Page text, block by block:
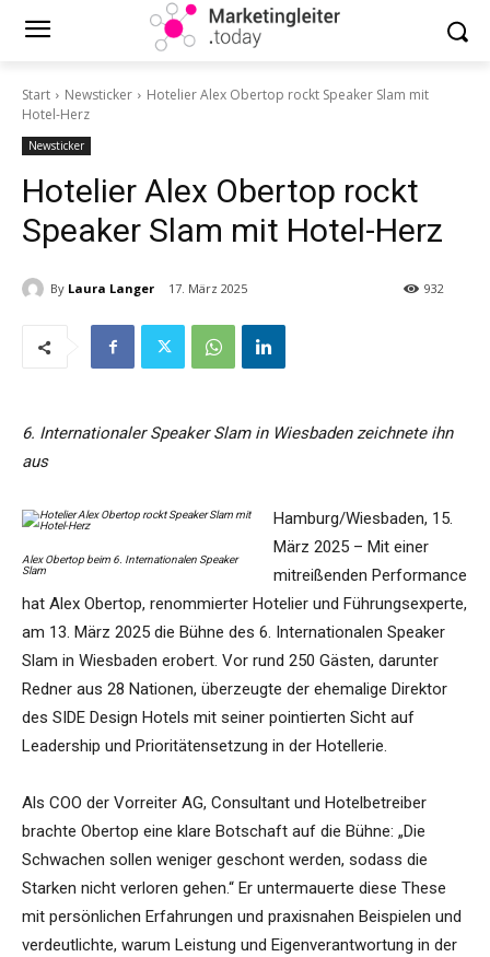
Start Newsticker
Hotelier Alex Obertop rockt Speaker Slam mit
Hotel-Herz
Newsticker
Hotelier Alex Obertop rockt
Speaker Slam mit Hotel-Herz
By Laura Langer 17. März 2025 932
6. Internationaler Speaker Slam in Wiesbaden zeichnete ihn
aus
Alex Obertop beim 6. Internationalen Speaker
Slam
Hamburg/Wiesbaden, 15.
März 2025 – Mit einer
mitreißenden Performance
hat Alex Obertop, renommierter Hotelier und Führungsexperte,
am 13. März 2025 die Bühne des 6. Internationalen Speaker
Slam in Wiesbaden erobert. Vor rund 250 Gästen, darunter
Redner aus 28 Nationen, überzeugte der ehemalige Direktor
des SIDE Design Hotels mit seiner pointierten Sicht auf
Leadership und Prioritätensetzung in der Hotellerie.
Als COO der Vorreiter AG, Consultant und Hotelbetreiber
brachte Obertop eine klare Botschaft auf die Bühne: „Die
Schwachen sollen weniger geschont werden, sodass die
Starken nicht verloren gehen.“ Er untermauerte diese These
mit persönlichen Erfahrungen und praxisnahen Beispielen und
verdeutlichte, warum Leistung und Eigenverantwortung in der